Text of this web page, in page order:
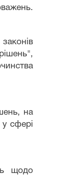
на
сфері
щодо